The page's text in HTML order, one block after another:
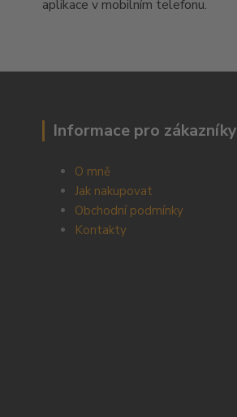
aplikace v mobilním telefonu.
Informace pro zákazníky
O mně
Jak nakupovat
Obchodní podmínky
Kontakty